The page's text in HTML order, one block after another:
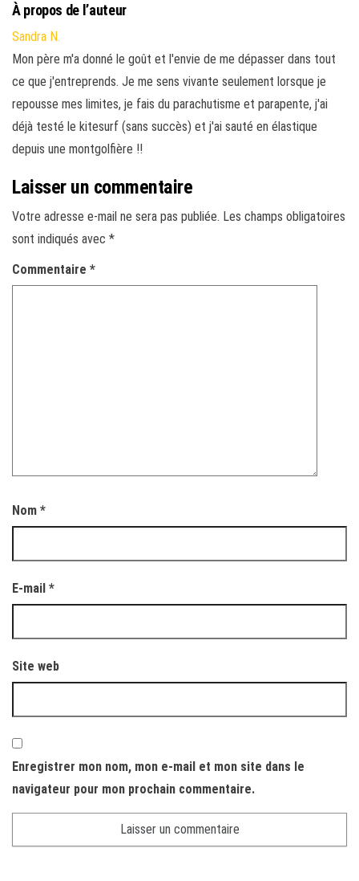
À propos de l’auteur
Sandra N.
Mon père m'a donné le goût et l'envie de me dépasser dans tout
ce que j'entreprends. Je me sens vivante seulement lorsque je
repousse mes limites, je fais du parachutisme et parapente, j'ai
déjà testé le kitesurf (sans succès) et j'ai sauté en élastique
depuis une montgolfière !!
Laisser un commentaire
Votre adresse e-mail ne sera pas publiée. Les champs obligatoires
sont indiqués avec *
Commentaire *
Nom *
E-mail *
Site web
Enregistrer mon nom, mon e-mail et mon site dans le
navigateur pour mon prochain commentaire.